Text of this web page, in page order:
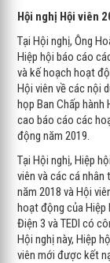
Hội nghị Hội viên
Tại Hội nghị, Ông
Hiệp hội báo cáo
và kế hoạch hoạt
Hội viên về các nội
họp Ban Chấp
cao báo cáo các
động năm 2019.
Tại Hội nghị, Hiệp
viên và các cá
năm 2018 và Hội
hoạt động của Hiệp
Điện 3 và TEDI có
Hội nghị này, Hiệp
viên mới được kết